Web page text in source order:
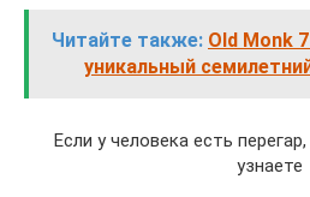
Читайте также: Old Monk
уникальный
Если у человека есть
узнаете